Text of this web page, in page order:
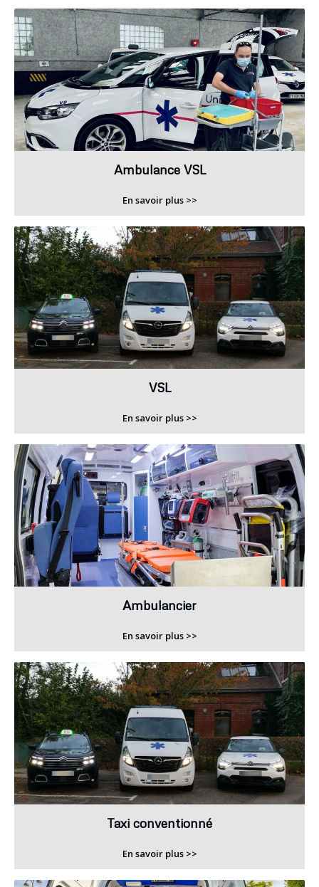
Ambulance VSL
En savoir plus >>
VSL
En savoir plus >>
Ambulancier
En savoir plus >>
Taxi conventionné
En savoir plus >>